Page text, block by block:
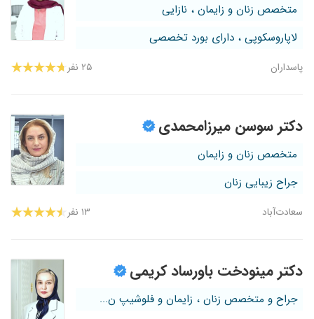
متخصص زنان و زایمان ، نازایی
لاپاروسکوپی ، دارای بورد تخصصی
پاسداران ۲۵ نفر
دکتر سوسن میرزامحمدی
متخصص زنان و زایمان
جراح زیبایی زنان
سعادت‌آباد ۱۳ نفر
دکتر مینودخت باورساد کریمی
جراح و متخصص زنان ، زایمان و فلوشیپ ن...